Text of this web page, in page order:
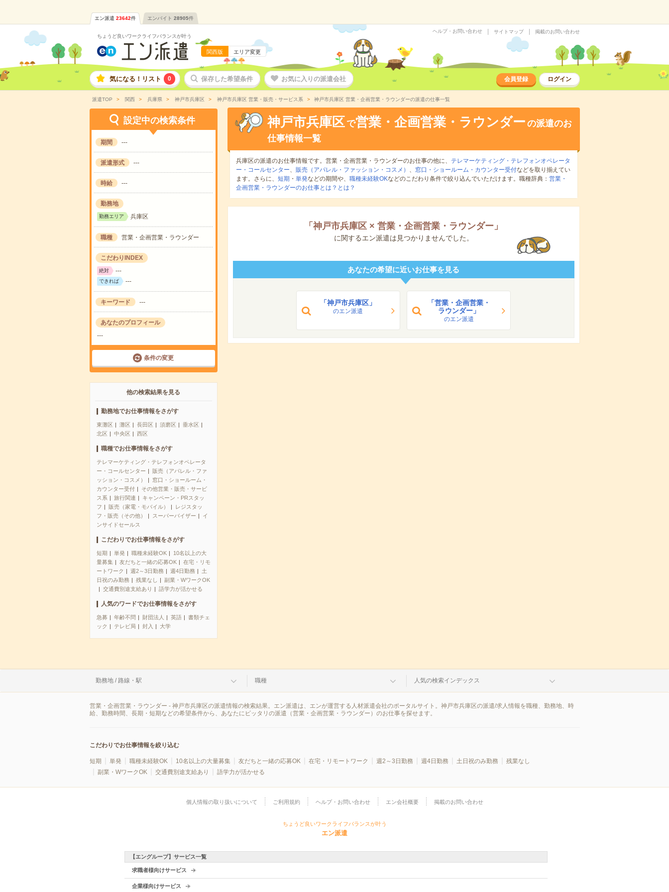
エン派遣 23642件 エンバイト 28905件
ちょうど良いワークライフバランスが叶う
関西版 エリア変更
ヘルプ・お問い合わせ サイトマップ 掲載のお問い合わせ
気になる！リスト 0 保存した希望条件 お気に入りの派遣会社 会員登録 ログイン
派遣TOP 関西 兵庫県 神戸市兵庫区 神戸市兵庫区 営業・販売・サービス系 神戸市兵庫区 営業・企画営業・ラウンダーの派遣の仕事一覧
設定中の検索条件
期間 ---
派遣形式 ---
時給 ---
勤務地
勤務エリア 兵庫区
職種 営業・企画営業・ラウンダー
こだわりINDEX
絶対 ---
できれば ---
キーワード ---
あなたのプロフィール
---
条件の変更
他の検索結果を見る
勤務地でお仕事情報をさがす
東灘区 灘区 長田区 須磨区
垂水区
北区
中央区 西区
職種でお仕事情報をさがす
テレマーケティング・テレフォンオペレータ
ー・コールセンター
販売（アパレル・ファ
ッション・コスメ）
窓口・ショールーム・
カウンター受付
その他営業・販売・サービ
ス系
旅行関連
キャンペーン・PRスタッ
フ
販売（家電・モバイル）
レジスタッ
フ・販売（その他）
スーパーバイザー
イ
ンサイドセールス
こだわりでお仕事情報をさがす
短期 単発 職種未経験OK
10名以上の大
量募集
友だちと一緒の応募OK
在宅・リモ
ートワーク
週2～3日勤務 週4日勤務
土
日祝のみ勤務
残業なし
副業・WワークOK
交通費別途支給あり
語学力が活かせる
人気のワードでお仕事情報をさがす
急募 年齢不問 財団法人 英語
書類チェ
ック
テレビ局 封入 大学
神戸市兵庫区 で営業・企画営業・ラウンダー の派遣のお
仕事情報一覧
兵庫区の派遣のお仕事情報です。営業・企画営業・ラウンダーのお仕事の他に、
テレマーケティング・テレフォンオペレータ
ー・コールセンター、 販売（アパレル・ファッション・コスメ） 、 窓口・ショールーム・カウンター受付などを取り揃えてい
ます。さらに、 短期 ・ 単発などの期間や、 職種未経験OKなどのこだわり条件で絞り込んでいただけます。職種辞典： 営業・
企画営業・ラウンダーのお仕事とは？とは？
「 神戸市兵庫区 × 営業・企画営業・ラウンダー 」
に関するエン派遣は見つかりませんでした。
あなたの希望に近いお仕事を見る
「神戸市兵庫区」
のエン派遣
「営業・企画営業・
ラウンダー」
のエン派遣
勤務地 / 路線・駅 職種 人気の検索インデックス
営業・企画営業・ラウンダー - 神戸市兵庫区の派遣情報の検索結果。エン派遣は、エンが運営する人材派遣会社のポータルサイト。神戸市兵庫区の派遣/求人情報を職種、勤務地、時
給、勤務時間、長期・短期などの希望条件から、あなたにピッタリの派遣（営業・企画営業・ラウンダー）のお仕事を探せます。
こだわりでお仕事情報を絞り込む
短期 単発 職種未経験OK 10名以上の大量募集 友だちと一緒の応募OK 在宅・リモートワーク 週2～3日勤務 週4日勤務 土日祝のみ勤務
残業なし
副業・WワークOK
交通費別途支給あり 語学力が活かせる
個人情報の取り扱いについて ご利用規約 ヘルプ・お問い合わせ エン会社概要 掲載のお問い合わせ
ちょうど良いワークライフバランスが叶う
エン派遣
【エングループ】サービス一覧
求職者様向けサービス
企業様向けサービス